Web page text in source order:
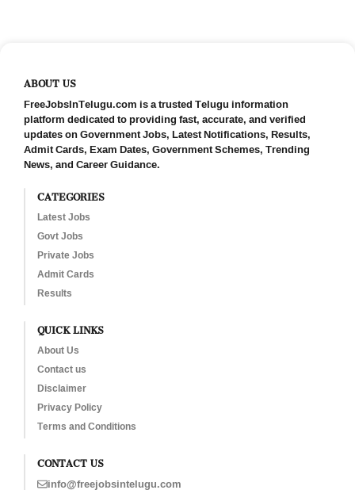
ABOUT US
FreeJobsInTelugu.com is a trusted Telugu information
platform dedicated to providing fast, accurate, and verified
updates on Government Jobs, Latest Notifications, Results,
Admit Cards, Exam Dates, Government Schemes, Trending
News, and Career Guidance.
CATEGORIES
Latest Jobs
Govt Jobs
Private Jobs
Admit Cards
Results
QUICK LINKS
About Us
Contact us
Disclaimer
Privacy Policy
Terms and Conditions
CONTACT US
info@freejobsintelugu.com